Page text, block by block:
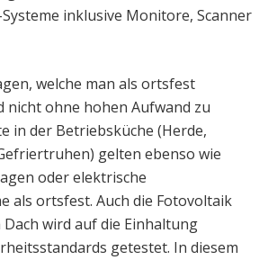
inklusive Monitore, Scanner
welche man als ortsfest
nicht ohne hohen Aufwand zu
in der Betriebsküche (Herde,
gelten ebenso wie
oder elektrische
als ortsfest. Auch die Fotovoltaik
wird auf die Einhaltung
getestet. In diesem